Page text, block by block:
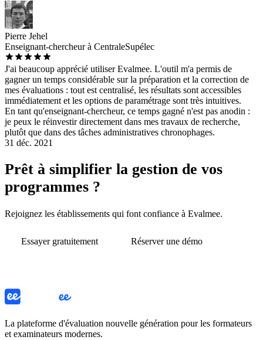
Pierre Jehel
Enseignant-chercheur à CentraleSupélec
J'ai beaucoup apprécié utiliser Evalmee. L'outil m'a permis de
gagner un temps considérable sur la préparation et la correction de
mes évaluations : tout est centralisé, les résultats sont accessibles
immédiatement et les options de paramétrage sont très intuitives.
En tant qu'enseignant-chercheur, ce temps gagné n'est pas anodin :
je peux le réinvestir directement dans mes travaux de recherche,
plutôt que dans des tâches administratives chronophages.
31 déc. 2021
Prêt à simplifier la gestion de vos
programmes ?
Rejoignez les établissements qui font confiance à Evalmee.
Essayer gratuitement Réserver une démo
La plateforme d'évaluation nouvelle génération pour les formateurs
et examinateurs modernes.